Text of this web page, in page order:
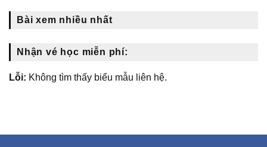
Bài xem nhiều nhất
Nhận vé học miễn phí:
Lỗi: Không tìm thấy biểu mẫu liên hệ.